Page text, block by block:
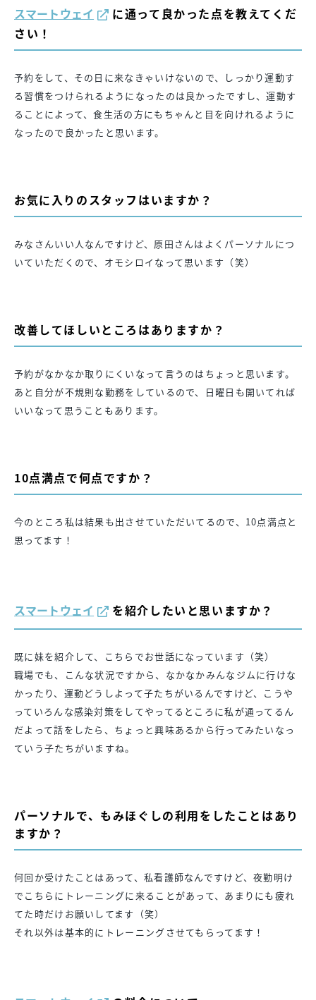
スマートウェイ
に通って良かった点を教えてくだ
さい！
予約をして、その日に来なきゃいけないので、しっかり運動す
る習慣をつけられるようになったのは良かったですし、運動す
ることによって、食生活の方にもちゃんと目を向けれるように
なったので良かったと思います。
お気に入りのスタッフはいますか？
みなさんいい人なんですけど、原田さんはよくパーソナルにつ
いていただくので、オモシロイなって思います（笑）
改善してほしいところはありますか？
予約がなかなか取りにくいなって言うのはちょっと思います。
あと自分が不規則な勤務をしているので、日曜日も開いてれば
いいなって思うこともあります。
10点満点で何点ですか？
今のところ私は結果も出させていただいてるので、10点満点と
思ってます！
スマートウェイ を紹介したいと思いますか？
既に妹を紹介して、こちらでお世話になっています（笑）
職場でも、こんな状況ですから、なかなかみんなジムに行けな
かったり、運動どうしよって子たちがいるんですけど、こうや
っていろんな感染対策をしてやってるところに私が通ってるん
だよって話をしたら、ちょっと興味あるから行ってみたいなっ
ていう子たちがいますね。
パーソナルで、もみほぐしの利用をしたことはあり
ますか？
何回か受けたことはあって、私看護師なんですけど、夜勤明け
でこちらにトレーニングに来ることがあって、あまりにも疲れ
てた時だけお願いしてます（笑）
それ以外は基本的にトレーニングさせてもらってます！